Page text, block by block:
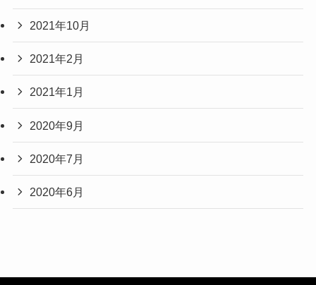
2021年10月
2021年2月
2021年1月
2020年9月
2020年7月
2020年6月